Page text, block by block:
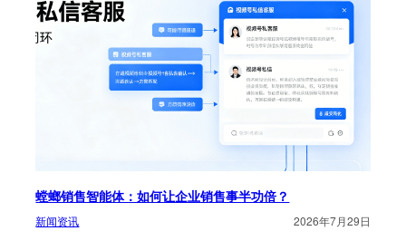
螳螂销售智能体：如何让企业销售事半功倍？
新闻资讯 2026年7月29日